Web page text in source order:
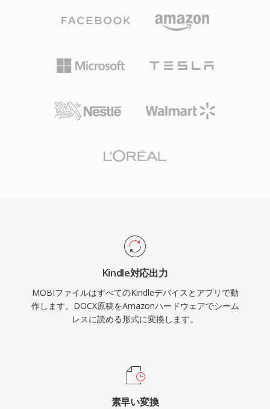
Kindle対応出力
MOBIファイルはすべてのKindleデバイスとアプリで動
作します。DOCX原稿をAmazonハードウェアでシーム
レスに読める形式に変換します。
素早い変換